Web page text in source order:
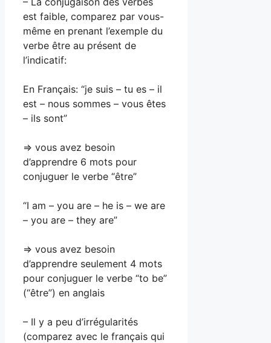
est faible, comparez par vous-
même en prenant l’exemple du
verbe être au présent de
l’indicatif:
En Français: “je suis – tu es – il
est – nous sommes – vous êtes
– ils sont”
=> vous avez besoin
d’apprendre 6 mots pour
conjuguer le verbe “être”
“I am – you are – he is – we are
– you are – they are”
=> vous avez besoin
d’apprendre seulement 4 mots
pour conjuguer le verbe “to be”
(“être”) en anglais
– Il y a peu d’irrégularités
(comparez avec le français qui